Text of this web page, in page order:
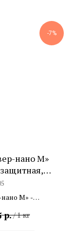
-7%
нано М»
нано М» -
р./1 кг